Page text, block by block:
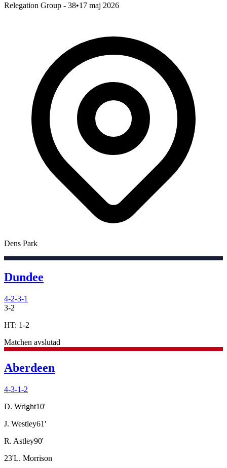
Relegation Group - 38•17 maj 2026
Dens Park
Dundee
4-2-3-1
3-2
HT: 1-2
Matchen avslutad
Aberdeen
4-3-1-2
D. Wright10'
J. Westley61'
R. Astley90'
23'L. Morrison